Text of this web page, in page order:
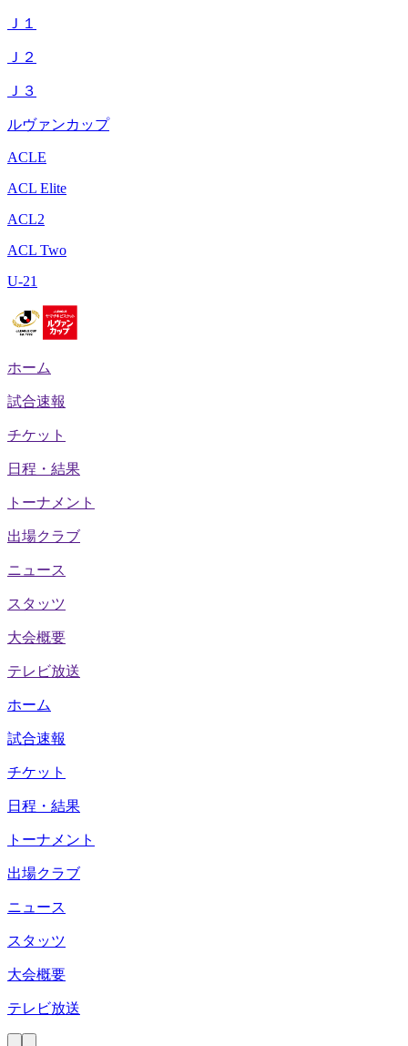
Ｊ１
Ｊ２
Ｊ３
ルヴァンカップ
ACLE
ACL Elite
ACL2
ACL Two
U-21
ホーム
試合速報
チケット
日程・結果
トーナメント
出場クラブ
ニュース
スタッツ
大会概要
テレビ放送
ホーム
試合速報
チケット
日程・結果
トーナメント
出場クラブ
ニュース
スタッツ
大会概要
テレビ放送